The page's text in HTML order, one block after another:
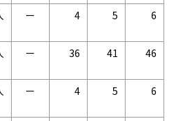
ー 4 5 6
ー 36 41 46
ー 4 5 6